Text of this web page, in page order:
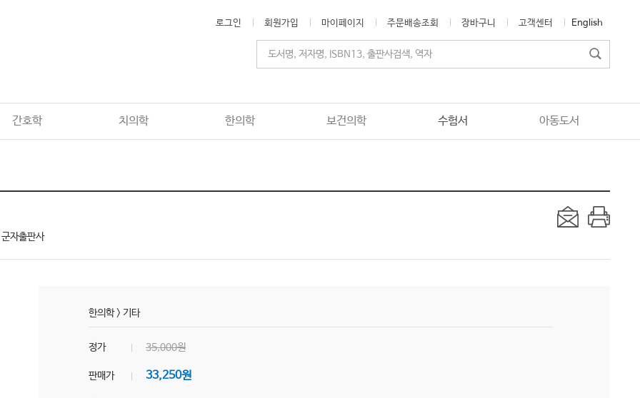
로그인 회원가입 마이페이지 주문배송조회 장바구니 고객센터 English
간호학 치의학 한의학 보건의학 수험서 아동도서
군자출판사
한의학> 기타
정가 35,000원
판매가 33,250원